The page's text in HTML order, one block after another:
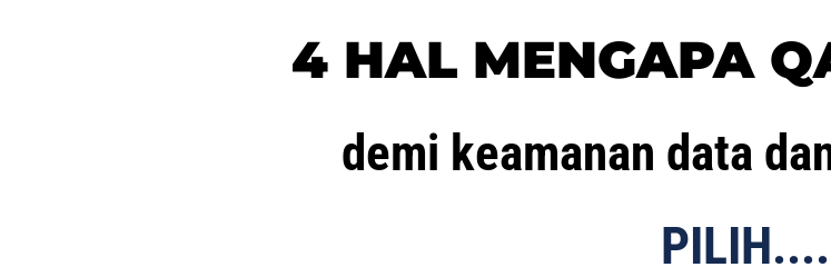
4 HAL MENGAPA
demi keamanan data
PILIH....